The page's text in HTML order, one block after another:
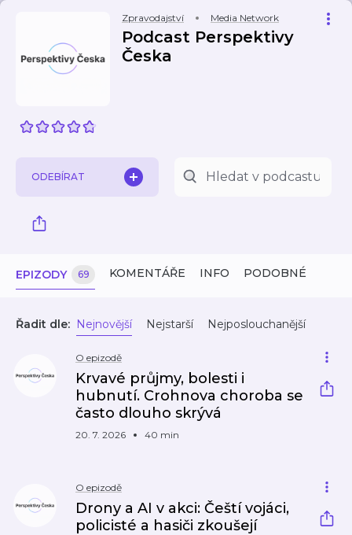
Zpravodajství Media Network
Podcast Perspektivy
Česka
ODEBÍRAT
EPIZODY 69 KOMENTÁŘE INFO PODOBNÉ
Řadit dle: Nejnovější Nejstarší Nejposlouchanější
O epizodě
Krvavé průjmy, bolesti i
hubnutí. Crohnova choroba se
často dlouho skrývá
20. 7. 2026 40 min
O epizodě
Drony a AI v akci: Čeští vojáci,
policisté a hasiči zkoušejí